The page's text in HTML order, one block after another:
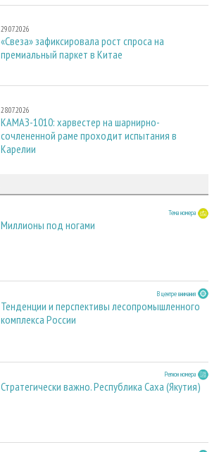
29.07.2026
«Свеза» зафиксировала рост спроса на
премиальный паркет в Китае
28.07.2026
КАМАЗ-1010: харвестер на шарнирно-
сочлененной раме проходит испытания в
Карелии
Тема номера
Миллионы под ногами
В центре внимания
Тенденции и перспективы лесопромышленного
комплекса России
Регион номера
Стратегически важно. Республика Саха (Якутия)